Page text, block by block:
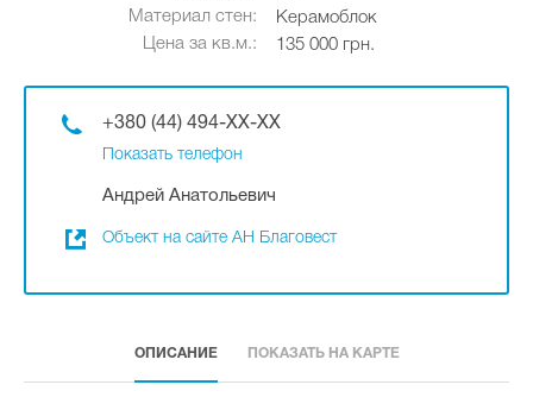
Материал стен:
Керамоблок
Цена за кв.м.:
135 000 грн.
+380 (44) 494-XX-XX
Показать телефон
Андрей Анатольевич
Объект на сайте АН Благовест
ОПИСАНИЕ ПОКАЗАТЬ НА КАРТЕ